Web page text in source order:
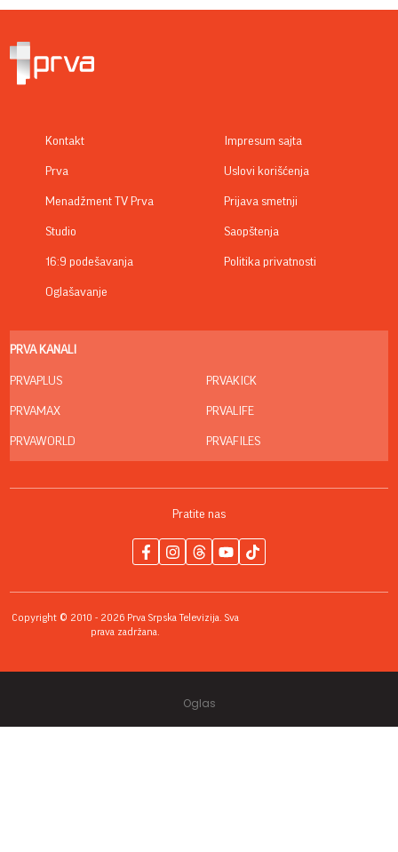
Kontakt
Prva
Menadžment TV Prva
Studio
16:9 podešavanja
Oglašavanje
Impresum sajta
Uslovi korišćenja
Prijava smetnji
Saopštenja
Politika privatnosti
PRVA KANALI
PRVAPLUS
PRVAMAX
PRVAWORLD
PRVAKICK
PRVALIFE
PRVAFILES
Pratite nas
Copyright © 2010 - 2026 Prva Srpska Televizija. Sva
prava zadržana.